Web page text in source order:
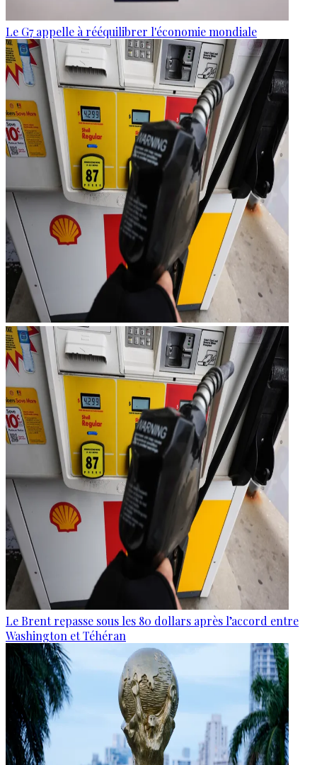
Le G7 appelle à rééquilibrer l'économie mondiale
Le Brent repasse sous les 80 dollars après l’accord entre
Washington et Téhéran